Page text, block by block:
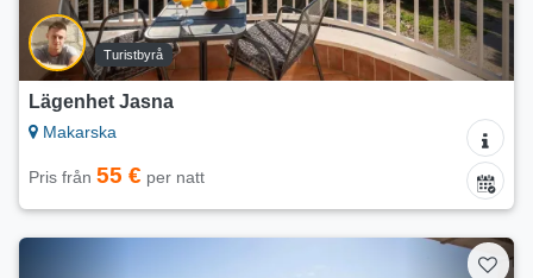
Turistbyrå
Lägenhet Jasna
Makarska
Pris från 55 € per natt